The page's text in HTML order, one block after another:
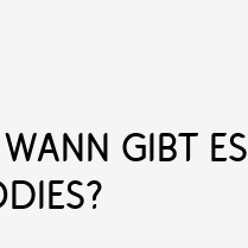
wann gibt es